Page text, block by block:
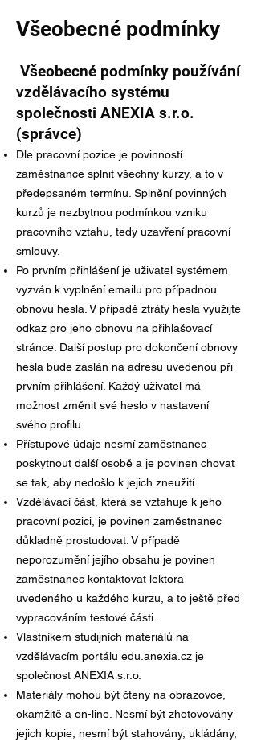
Všeobecné podmínky
Všeobecné podmínky používání
vzdělávacího systému
společnosti ANEXIA s.r.o.
(správce)
Dle pracovní pozice je povinností
zaměstnance splnit všechny kurzy, a to v
předepsaném termínu. Splnění povinných
kurzů je nezbytnou podmínkou vzniku
pracovního vztahu, tedy uzavření pracovní
smlouvy.
Po prvním přihlášení je uživatel systémem
vyzván k vyplnění emailu pro případnou
obnovu hesla. V případě ztráty hesla využijte
odkaz pro jeho obnovu na přihlašovací
stránce. Další postup pro dokončení obnovy
hesla bude zaslán na adresu uvedenou při
prvním přihlášení. Každý uživatel má
možnost změnit své heslo v nastavení
svého profilu.
Přístupové údaje nesmí zaměstnanec
poskytnout další osobě a je povinen chovat
se tak, aby nedošlo k jejich zneužití.
Vzdělávací část, která se vztahuje k jeho
pracovní pozici, je povinen zaměstnanec
důkladně prostudovat. V případě
neporozumění jejího obsahu je povinen
zaměstnanec kontaktovat lektora
uvedeného u každého kurzu, a to ještě před
vypracováním testové části.
Vlastníkem studijních materiálů na
vzdělávacím portálu edu.anexia.cz je
společnost ANEXIA s.r.o.
Materiály mohou být čteny na obrazovce,
okamžitě a on-line. Nesmí být zhotovovány
jejich kopie, nesmí být stahovány, ukládány,